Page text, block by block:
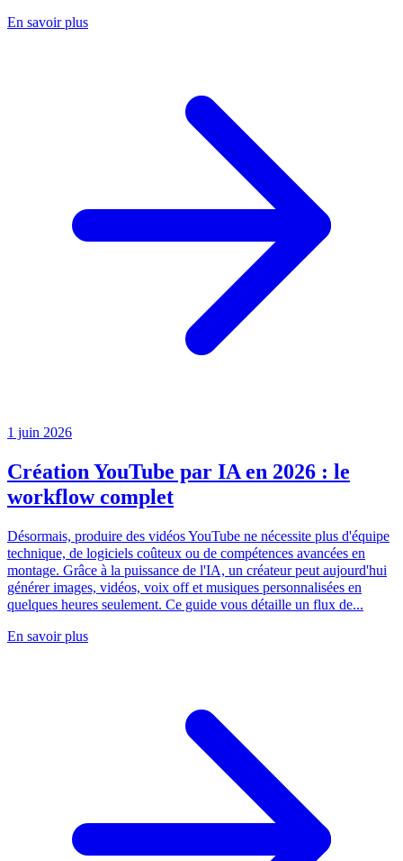
En savoir plus
1 juin 2026
Création YouTube par IA en 2026 : le
workflow complet
Désormais, produire des vidéos YouTube ne nécessite plus d'équipe
technique, de logiciels coûteux ou de compétences avancées en
montage. Grâce à la puissance de l'IA, un créateur peut aujourd'hui
générer images, vidéos, voix off et musiques personnalisées en
quelques heures seulement. Ce guide vous détaille un flux de...
En savoir plus